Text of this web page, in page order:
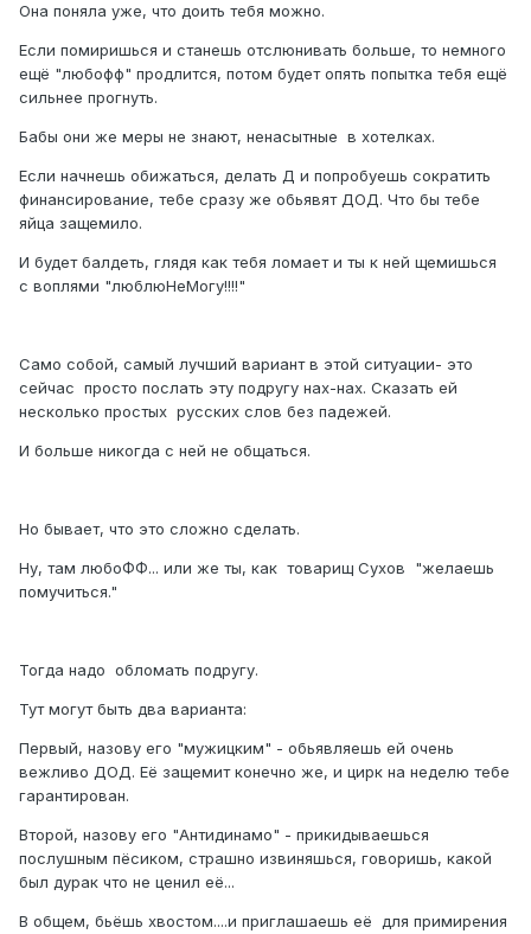
Она поняла уже, что доить тебя можно.
Если помиришься и станешь отслюнивать больше, то немного
ещё "любофф" продлится, потом будет опять попытка тебя ещё
сильнее прогнуть.
Бабы они же меры не знают, ненасытные в хотелках.
Если начнешь обижаться, делать Д и попробуешь сократить
финансирование, тебе сразу же обьявят ДОД. Что бы тебе
яйца защемило.
И будет балдеть, глядя как тебя ломает и ты к ней щемишься
с воплями "люблюНеМогу!!!!"
Само собой, самый лучший вариант в этой ситуации- это
сейчас просто послать эту подругу нах-нах. Сказать ей
несколько простых русских слов без падежей.
И больше никогда с ней не общаться.
Но бывает, что это сложно сделать.
Ну, там любоФФ... или же ты, как товарищ Сухов "желаешь
помучиться."
Тогда надо обломать подругу.
Тут могут быть два варианта:
Первый, назову его "мужицким" - обьявляешь ей очень
вежливо ДОД. Её защемит конечно же, и цирк на неделю тебе
гарантирован.
Второй, назову его "Антидинамо" - прикидываешься
послушным пёсиком, страшно извиняшься, говоришь, какой
был дурак что не ценил её...
В общем, бьёшь хвостом....и приглашаешь её для примирения